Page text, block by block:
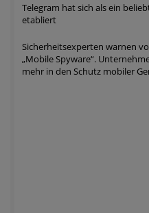
Telegram hat sich als ein
etabliert
Sicherheitsexperten warnen
„Mobile Spyware“.
mehr in den Schutz mobiler